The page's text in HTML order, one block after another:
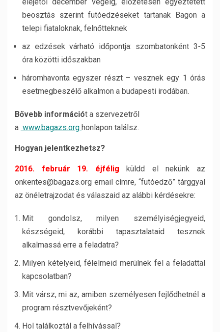
beosztás szerint futóedzéseket tartanak Bagon a
telepi fiataloknak, felnőtteknek
az edzések várható időpontja: szombatonként 3-5
óra közötti időszakban
háromhavonta egyszer részt – vesznek egy 1 órás
esetmegbeszélő alkalmon a budapesti irodában.
Bővebb információt a szervezetről
a www.bagazs.org honlapon találsz.
Hogyan jelentkezhetsz?
2016. február 19. éjfélig küldd el nekünk az
onkentes@bagazs.org email címre, “futóedző” tárggyal
az önéletrajzodat és válaszaid az alábbi kérdésekre:
Mit gondolsz, milyen személyiségjegyeid,
készségeid, korábbi tapasztalataid tesznek
alkalmassá erre a feladatra?
Milyen kételyeid, félelmeid merülnek fel a feladattal
kapcsolatban?
Mit vársz, mi az, amiben személyesen fejlődhetnél a
program résztvevőjeként?
Hol találkoztál a felhívással?